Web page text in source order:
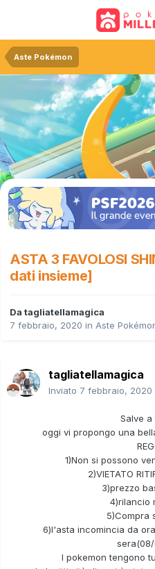
Aste Pokémon
ASTA 3 FAVOLOSI
dati insieme]
Da tagliatellamagica
7 febbraio, 2020 in Aste
tagliatellamagica
Inviato 7 febbraio, 2020
Salve a
oggi vi propongo una
1)Non si possono
2)VIETATO
3)prezzo
4)rilancio
5)Compra
6)l'asta incomincia da
I pokemon tengono